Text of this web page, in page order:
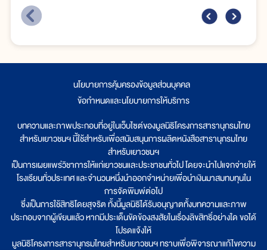
นโยบายการคุ้มครองข้อมูลส่วนบุคคล
ข้อกำหนดและนโยบายการให้บริการ
บทความและภาพประกอบที่อยู่ในเว็บไซต์ของมูลนิธิโครงการสารานุกรมไทย
สำหรับเยาวชนฯ นี้ใช้สำหรับเพื่อสนับสนุนการผลิตหนังสือสารานุกรมไทย
สำหรับเยาวชนฯ
เป็นการเผยแพร่วิชาการให้แก่เยาวชนและประชาชนทั่วไป โดยจะนำไปแจกจ่ายให้
โรงเรียนทั่วประเทศ และจำนวนหนึ่งนำออกจำหน่ายเพื่อนำเงินมาสมทบทุนใน
การจัดพิมพ์ต่อไป
ซึ่งเป็นการใช้สิทธิโดยสุจริต ทั้งนี้มูลนิธิได้รับอนุญาตทั้งบทความและภาพ
ประกอบจากผู้เขียนแล้ว หากมีประเด็นขัดข้องสงสัยในเรื่องลิขสิทธิ์อย่างใด ขอได้
โปรดแจ้งให้
มูลนิธิโครงการสารานุกรมไทยสำหรับเยาวชนฯ ทราบเพื่อพิจารณาแก้ไขความ